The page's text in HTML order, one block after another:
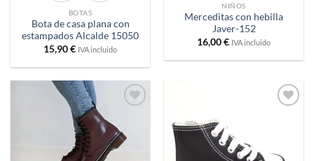
BOTAS
Bota de casa plana con
estampados Alcalde 15050
15,90€ IVA incluido
NIÑOS
Merceditas con hebilla
Javer-152
16,00€ IVA incluido
deseos